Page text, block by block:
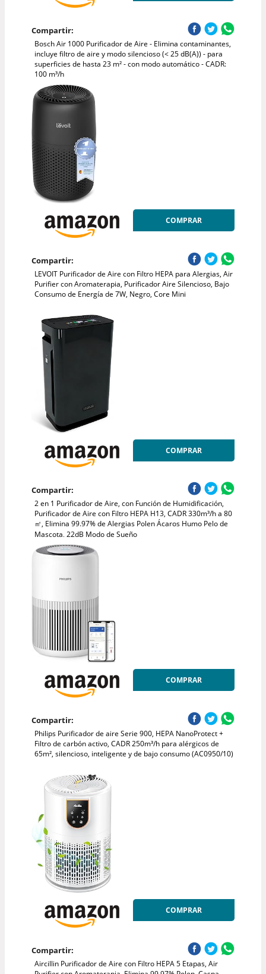
Compartir:
Bosch Air 1000 Purificador de Aire - Elimina contaminantes,
incluye filtro de aire y modo silencioso (< 25 dB(A)) - para
superficies de hasta 23 m² - con modo automático - CADR:
100 m³/h
COMPRAR
Compartir:
LEVOIT Purificador de Aire con Filtro HEPA para Alergias, Air
Purifier con Aromaterapia, Purificador Aire Silencioso, Bajo
Consumo de Energía de 7W, Negro, Core Mini
COMPRAR
Compartir:
2 en 1 Purificador de Aire, con Función de Humidificación,
Purificador de Aire con Filtro HEPA H13, CADR 330m³/h a 80
㎡, Elimina 99.97% de Alergias Polen Ácaros Humo Pelo de
Mascota, 22dB Modo de Sueño
COMPRAR
Compartir:
Philips Purificador de aire Serie 900, HEPA NanoProtect +
Filtro de carbón activo, CADR 250m³/h para alérgicos de
65m², silencioso, inteligente y de bajo consumo (AC0950/10)
COMPRAR
Compartir:
Aircillin Purificador de Aire con Filtro HEPA 5 Etapas, Air